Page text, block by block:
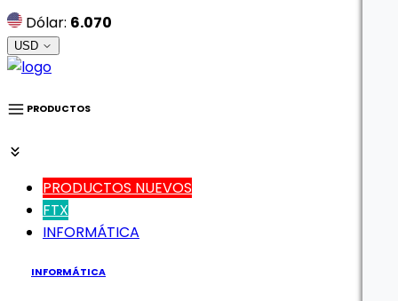
Dólar: 6.070
USD
PRODUCTOS
PRODUCTOS NUEVOS
FTX
INFORMÁTICA
INFORMÁTICA